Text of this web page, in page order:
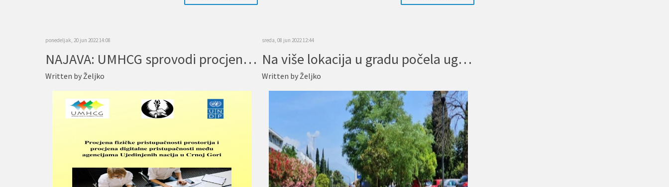
ponedeljak, 20 jun 2022 14:08
NAJAVA: UMHCG sprovodi procjenu fizičke pristupačnosti prostorija i procjenu digitalne pristupačnosti među agencijama Ujedinjenih nacija u Crnoj Gori
Written byŽeljko
sreda, 08 jun 2022 12:44
Na više lokacija u gradu počela ugradnja novih taktilnih staza vodilja, za osobe s oštećenim vidom
Written byŽeljko